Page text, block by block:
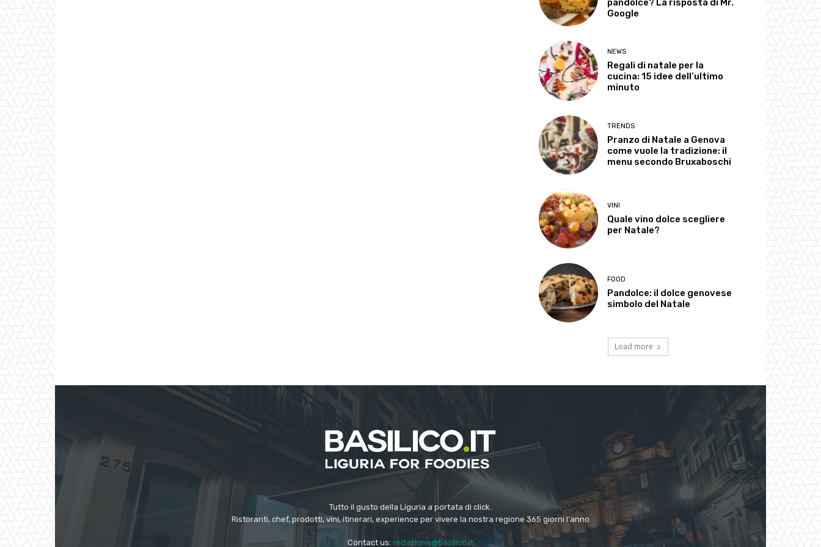
pandolce? La risposta di Mr.
Google
NEWS
Regali di natale per la
cucina: 15 idee dell’ultimo
minuto
TRENDS
Pranzo di Natale a Genova
come vuole la tradizione: il
menu secondo Bruxaboschi
VINI
Quale vino dolce scegliere
per Natale?
FOOD
Pandolce: il dolce genovese
simbolo del Natale
Load more
Tutto il gusto della Liguria a portata di click.
Ristoranti, chef, prodotti, vini, itinerari, experience per vivere la nostra regione 365 giorni l'anno
Contact us: redazione@basilico.it